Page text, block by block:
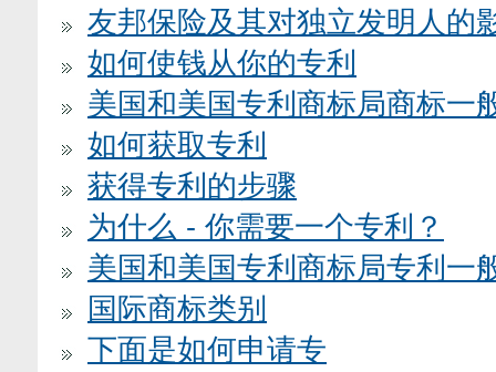
友邦保险及其对独立发明人的
如何使钱从你的专利
美国和美国专利商标局商标一
如何获取专利
获得专利的步骤
为什么 - 你需要一个专利？
美国和美国专利商标局专利一
国际商标类别
下面是如何申请专